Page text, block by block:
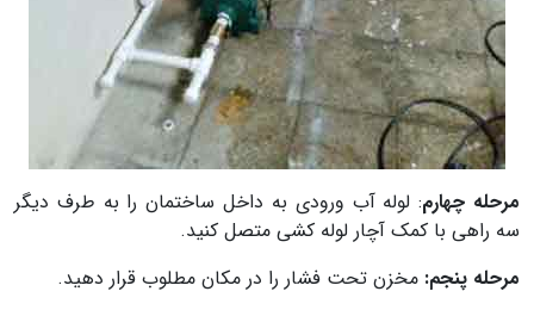
مرحله چهارم: لوله آب ورودی به داخل ساختمان را به طرف دیگر
سه راهی با کمک آچار لوله کشی متصل کنید.
مرحله پنجم:مخزن تحت فشار را در مکان مطلوب قرار دهید.